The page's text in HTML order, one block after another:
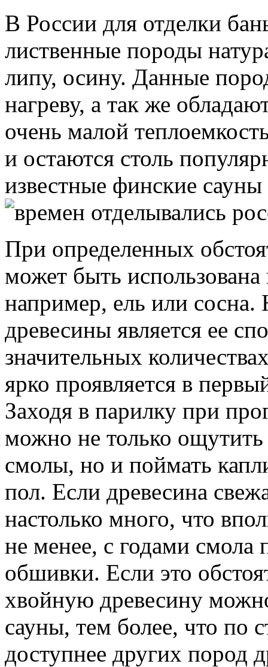
В России для отделки
лиственные породы
липу, осину. Данные
нагреву, а так же
очень малой
и остаются столь
известные финские
времен отделывались
При определенных
может быть
например, ель или сосна.
древесины является ее
значительных
ярко проявляется в
Заходя в парилку при
можно не только
смолы, но и поймать
пол. Если древесина
настолько много, что
не менее, с годами смола
обшивки. Если это
хвойную древесину
сауны, тем более, что по
доступнее других пород